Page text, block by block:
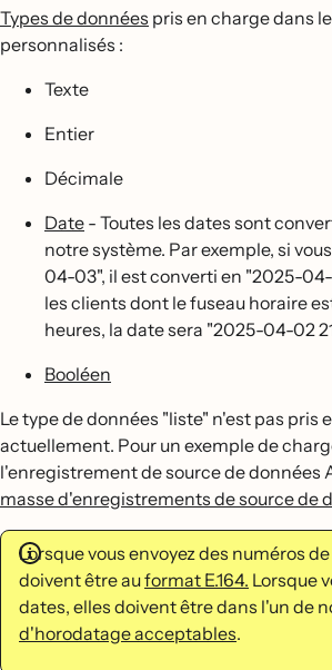
Types de données pris en charge dans
personnalisés :
Texte
Entier
Décimale
Date - Toutes les dates sont
notre système. Par exemple, si
04-03", il est converti en "2025-
les clients dont le fuseau horaire
heures, la date sera "2025-04-02
Booléen
Le type de données "liste" n'est pas pris
actuellement. Pour un exemple de
l'enregistrement de source de données
masse d'enregistrements de source de
Lorsque vous envoyez des numéros
doivent être auformat E.164. Lorsque
dates, elles doivent être dans l'un de
d'horodatage acceptables.